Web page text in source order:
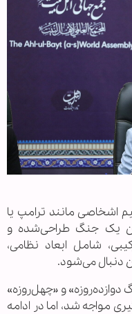
مانند ترامپ یا
یک جنگ طراحی‌شده و
شامل ابعاد نظامی،
دنبال می‌شود.
دوازده‌روزه» و «چهل‌روزه»
مواجه شد، اما در ادامه